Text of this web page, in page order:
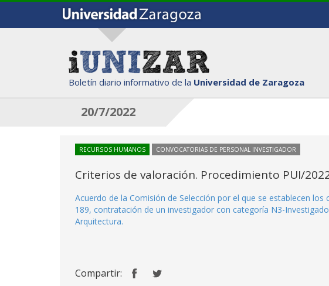
Boletín diario informativo de la Universidad de Zaragoza
20/7/2022
RECURSOS HUMANOS CONVOCATORIAS DE PERSONAL INVESTIGADOR
Criterios de valoración. Procedimiento PUI/
Acuerdo de la Comisión de Selección por el que se establecen
189, contratación de un investigador con categoría N3-
Arquitectura.
Compartir: